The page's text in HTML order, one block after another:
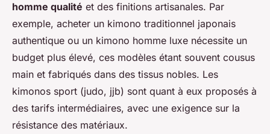
homme qualité et des finitions artisanales. Par
exemple, acheter un kimono traditionnel japonais
authentique ou un kimono homme luxe nécessite un
budget plus élevé, ces modèles étant souvent cousus
main et fabriqués dans des tissus nobles. Les
kimonos sport (judo, jjb) sont quant à eux proposés à
des tarifs intermédiaires, avec une exigence sur la
résistance des matériaux.